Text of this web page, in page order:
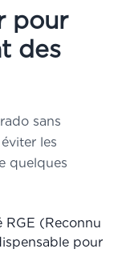
pour
des
sans
les
quelques
RGE (Reconnu
pour